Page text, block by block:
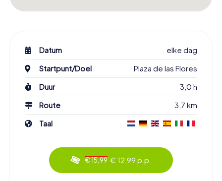
Datum
elke dag
Startpunt/Doel
Plaza de las Flores
Duur
3,0 h
Route
3,7 km
Taal
€ 15,99 € 12,99 p.p.